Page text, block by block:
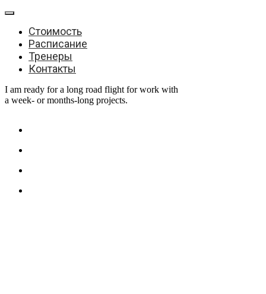
Стоимость
Расписание
Тренеры
Контакты
I am ready for a long road flight for work with
a week- or months-long projects.